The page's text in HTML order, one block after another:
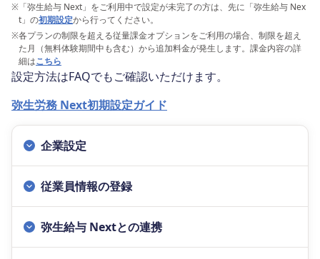
※ 「弥生給与 Next」をご利用中で設定が未完了の方は、先に「弥生給与 Nex
t」の初期設定から行ってください。
※各プランの制限を超える従量課金オプションをご利用の場合、制限を超え
た月（無料体験期間中も含む）から追加料金が発生します。課金内容の詳
細はこちら
設定方法はFAQでもご確認いただけます。
弥生労務 Next初期設定ガイド
企業設定
従業員情報の登録
弥生給与 Nextとの連携